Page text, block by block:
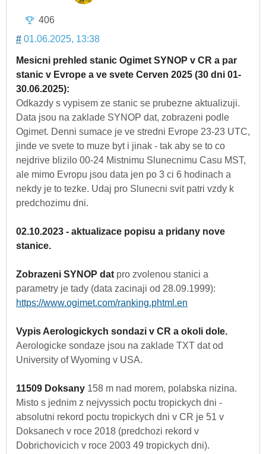
406
# 01.06.2025, 13:38
Mesicni prehled stanic Ogimet SYNOP v CR a par
stanic v Evrope a ve svete Cerven 2025 (30 dni 01-
30.06.2025):
Odkazdy s vypisem ze stanic se prubezne aktualizuji.
Data jsou na zaklade SYNOP dat, zobrazeni podle
Ogimet. Denni sumace je ve stredni Evrope 23-23 UTC,
jinde ve svete to muze byt i jinak - tak aby se to co
nejdrive blizilo 00-24 Mistnimu Slunecnimu Casu MST,
ale mimo Evropu jsou data jen po 3 ci 6 hodinach a
nekdy je to tezke. Udaj pro Slunecni svit patri vzdy k
predchozimu dni.
02.10.2023 - aktualizace popisu a pridany nove
stanice.
Zobrazeni SYNOP dat pro zvolenou stanici a
parametry je tady (data zacinaji od 28.09.1999):
https://www.ogimet.com/ranking.phtml.en
Vypis Aerologickych sondazi v CR a okoli dole.
Aerologicke sondaze jsou na zaklade TXT dat od
University of Wyoming v USA.
11509 Doksany 158 m nad morem, polabska nizina.
Misto s jednim z nejvyssich poctu tropickych dni -
absolutni rekord poctu tropickych dni v CR je 51 v
Doksanech v roce 2018 (predchozi rekord v
Dobrichovicich v roce 2003 49 tropickych dni).